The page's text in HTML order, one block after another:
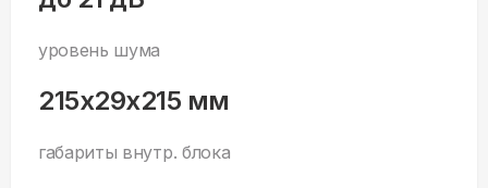
уровень шума
215x29x215 мм
габариты внутр. блока